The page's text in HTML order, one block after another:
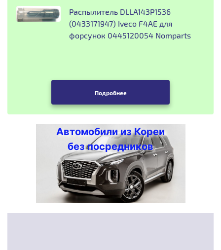
Распылитель DLLA143P1536
(0433171947) Iveco F4AE для
форсунок 0445120054 Nomparts
Подробнее
Автомобили из Кореи
без посредников